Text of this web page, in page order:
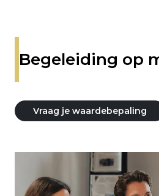
Begeleiding op
Vraag je waardebepaling